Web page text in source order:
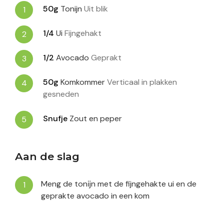
50g Tonijn Uit blik
1/4 Ui Fijngehakt
1/2 Avocado Geprakt
50g KomkommerVerticaal in plakken
gesneden
Snufje Zout en peper
Aan de slag
Meng de tonĳn met de fijngehakte ui en de
geprakte avocado in een kom